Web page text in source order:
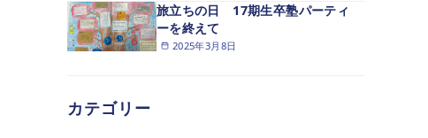
2025年3月8日
旅立ちの日 17期生卒塾パーティ
ーを終えて
カテゴリー